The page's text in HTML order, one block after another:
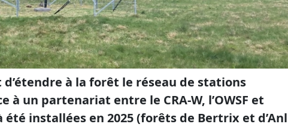
à la forêt le réseau de stations
à un partenariat entre le CRA-W, l’OWSF et
installées en 2025 (forêts de Bertrix et